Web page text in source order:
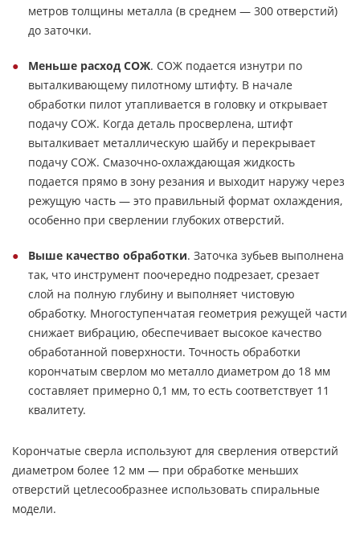
метров толщины металла (в среднем — 300 отверстий)
до заточки.
Меньше расход СОЖ. СОЖ подается изнутри по
выталкивающему пилотному штифту. В начале
обработки пилот утапливается в головку и открывает
подачу СОЖ. Когда деталь просверлена, штифт
выталкивает металлическую шайбу и перекрывает
подачу СОЖ. Смазочно-охлаждающая жидкость
подается прямо в зону резания и выходит наружу через
режущую часть — это правильный формат охлаждения,
особенно при сверлении глубоких отверстий.
Выше качество обработки. Заточка зубьев выполнена
так, что инструмент поочередно подрезает, срезает
слой на полную глубину и выполняет чистовую
обработку. Многоступенчатая геометрия режущей части
снижает вибрацию, обеспечивает высокое качество
обработанной поверхности. Точность обработки
корончатым сверлом мо металло диаметром до 18 мм
составляет примерно 0,1 мм, то есть соответствует 11
квалитету.
Корончатые сверла используют для сверления отверстий
диаметром более 12 мм — при обработке меньших
отверстий цеtлесообразнее использовать спиральные
модели.